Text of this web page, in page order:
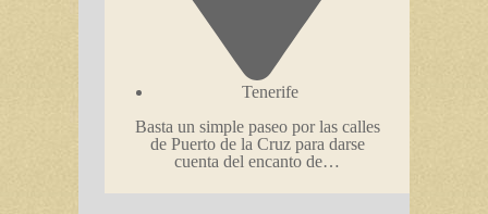
Tenerife
Basta un simple paseo por las calles
de Puerto de la Cruz para darse
cuenta del encanto de…